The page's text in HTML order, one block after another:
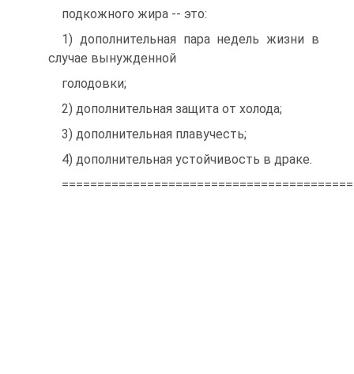
подкожного жира -- это:
1) дополнительная пара недель жизни в
случае вынужденной
голодовки;
2) дополнительная защита от холода;
3) дополнительная плавучесть;
4) дополнительная устойчивость в драке.